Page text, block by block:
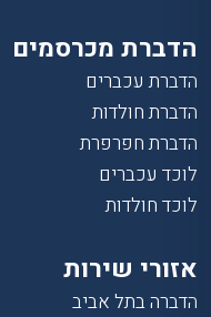
הדברת מכרסמים
הדברת עכברים
הדברת חולדות
הדברת חפרפרת
לוכד עכברים
לוכד חולדות
אזורי שירות
הדברה בתל אביב